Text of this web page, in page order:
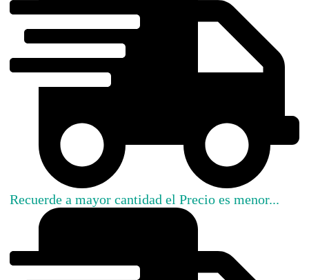
Recuerde a mayor cantidad el Precio es menor...